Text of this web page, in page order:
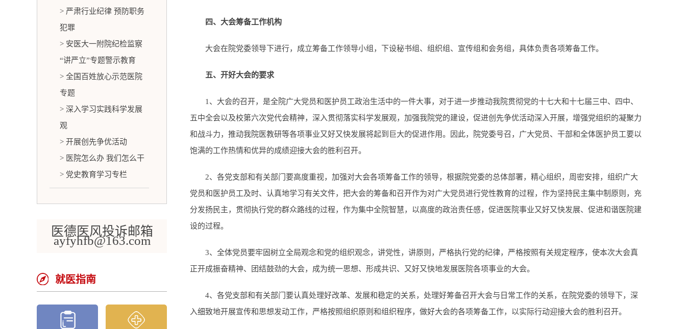
> 严肃行业纪律 预防职务
犯罪
> 安医大一附院纪检监察
“讲严立”专题警示教育
> 全国百姓放心示范医院
专题
> 深入学习实践科学发展
观
> 开展创先争优活动
> 医院怎么办 我们怎么干
> 党史教育学习专栏
医德医风投诉邮箱
ayfyhfb@163.com
就医指南
四、大会筹备工作机构
大会在院党委领导下进行，成立筹备工作领导小组，下设秘书组、组织组、宣传组和会务组，具体负责各项筹备工作。
五、开好大会的要求
1、大会的召开，是全院广大党员和医护员工政治生活中的一件大事，对于进一步推动我院贯彻党的十七大和十七届三中、四中、
五中全会以及校第六次党代会精神，深入贯彻落实科学发展观，加强我院党的建设，促进创先争优活动深入开展，增强党组织的凝聚力
和战斗力，推动我院医教研等各项事业又好又快发展将起到巨大的促进作用。因此，院党委号召，广大党员、干部和全体医护员工要以
饱满的工作热情和优异的成绩迎接大会的胜利召开。
2、各党支部和有关部门要高度重视，加强对大会各项筹备工作的领导，根据院党委的总体部署，精心组织，周密安排，组织广大
党员和医护员工及时、认真地学习有关文件，把大会的筹备和召开作为对广大党员进行党性教育的过程，作为坚持民主集中制原则，充
分发扬民主，贯彻执行党的群众路线的过程，作为集中全院智慧，以高度的政治责任感，促进医院事业又好又快发展、促进和谐医院建
设的过程。
3、全体党员要牢固树立全局观念和党的组织观念，讲党性，讲原则，严格执行党的纪律，严格按照有关规定程序，使本次大会真
正开成振奋精神、团结鼓劲的大会，成为统一思想、形成共识、又好又快地发展医院各项事业的大会。
4、各党支部和有关部门要认真处理好改革、发展和稳定的关系，处理好筹备召开大会与日常工作的关系，在院党委的领导下，深
入细致地开展宣传和思想发动工作，严格按照组织原则和组织程序，做好大会的各项筹备工作，以实际行动迎接大会的胜利召开。